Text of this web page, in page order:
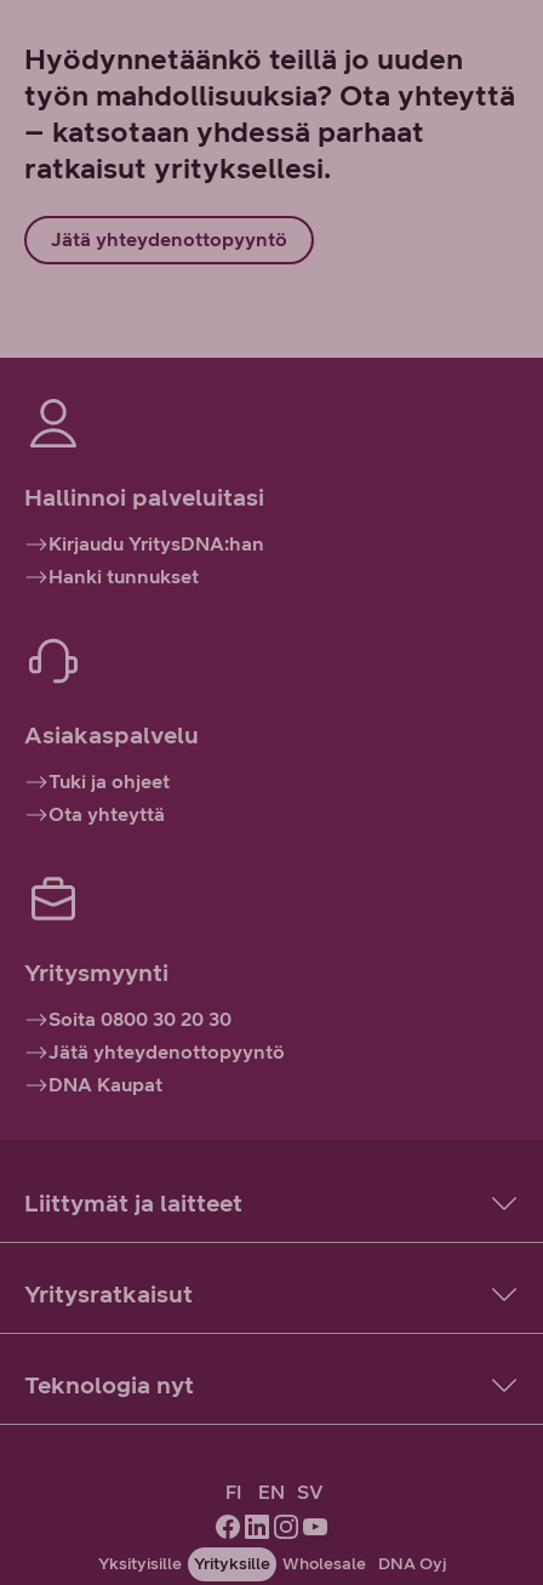
Hyödynnetäänkö teillä jo uuden
työn mahdollisuuksia? Ota yhteyttä
– katsotaan yhdessä parhaat
ratkaisut yrityksellesi.
Jätä yhteydenottopyyntö
Hallinnoi palveluitasi
Kirjaudu YritysDNA:han
Hanki tunnukset
Asiakaspalvelu
Tuki ja ohjeet
Ota yhteyttä
Yritysmyynti
Soita 0800 30 20 30
Jätä yhteydenottopyyntö
DNA Kaupat
Liittymät ja laitteet
Yritysratkaisut
Teknologia nyt
FI EN SV
Yksityisille Yrityksille Wholesale
DNA Oyj